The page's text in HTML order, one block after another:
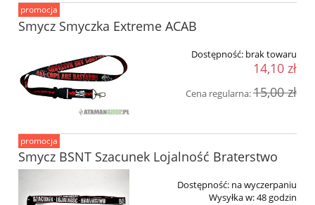
Smycz Smyczka Extreme ACAB
Dostępność: brak towaru
14,10 zł
Cena regularna:15,00 zł
promocja
Smycz BSNT Szacunek Lojalność Braterstwo
Dostępność: na wyczerpaniu
Wysyłka w:48 godzin
promocja